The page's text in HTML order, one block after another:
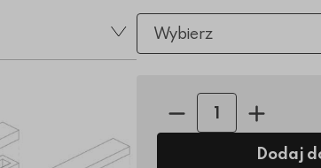
Wybierz
Ilość sztuk:
Dodaj